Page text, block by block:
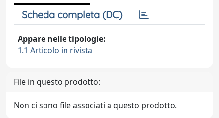
Scheda completa (DC)
Appare nelle tipologie:
1.1 Articolo in rivista
File in questo prodotto:
Non ci sono file associati a questo prodotto.